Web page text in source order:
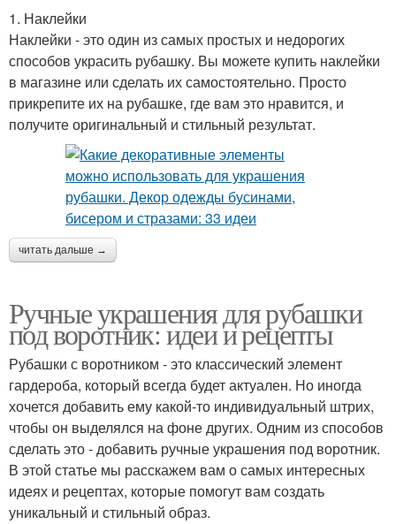
1. Наклейки
Наклейки - это один из самых простых и недорогих
способов украсить рубашку. Вы можете купить наклейки
в магазине или сделать их самостоятельно. Просто
прикрепите их на рубашке, где вам это нравится, и
получите оригинальный и стильный результат.
читать дальше →
Ручные украшения для рубашки
под воротник: идеи и рецепты
Рубашки с воротником - это классический элемент
гардероба, который всегда будет актуален. Но иногда
хочется добавить ему какой-то индивидуальный штрих,
чтобы он выделялся на фоне других. Одним из способов
сделать это - добавить ручные украшения под воротник.
В этой статье мы расскажем вам о самых интересных
идеях и рецептах, которые помогут вам создать
уникальный и стильный образ.